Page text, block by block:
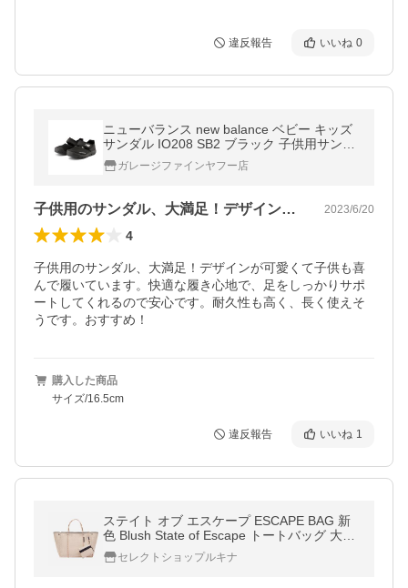
違反報告 いいね 0
ニューバランス new balance ベビー キッズ
サンダル IO208 SB2 ブラック 子供用サンダ
ル 水陸両用 つま先保護 黒 水遊び プール
ガレージファインヤフー店
子供用のサンダル、大満足！デザインが可… 2023/6/20
4
子供用のサンダル、大満足！デザインが可愛くて子供も喜
んで履いています。快適な履き心地で、足をしっかりサポ
ートしてくれるので安心です。耐久性も高く、長く使えそ
うです。おすすめ！
購入した商品
サイズ/16.5cm
違反報告 いいね 1
ステイト オブ エスケープ ESCAPE BAG 新
色 Blush State of Escape トートバッグ 大容
量 ロンハーマン 取扱 マザーズバッグ ステイ
トオブエスケープ
セレクトショップルキナ